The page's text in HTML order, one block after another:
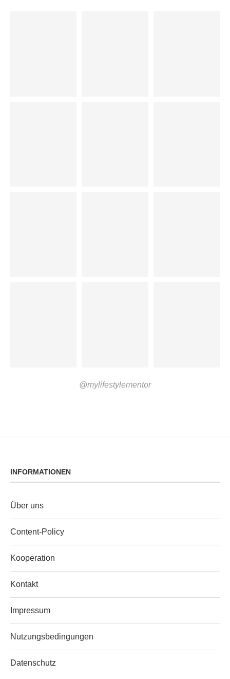
@mylifestylementor
INFORMATIONEN
Über uns
Content‑Policy
Kooperation
Kontakt
Impressum
Nutzungsbedingungen
Datenschutz